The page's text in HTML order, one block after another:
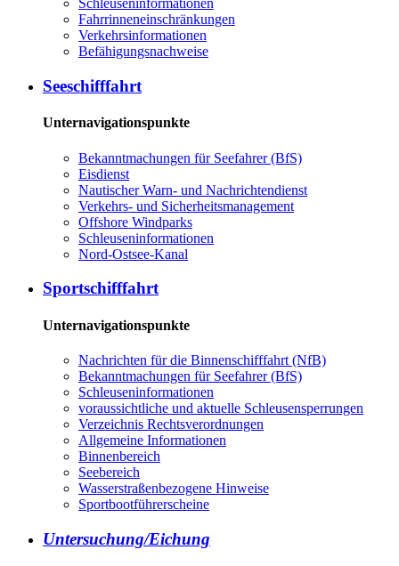
Schleuseninformationen
Fahrrinneneinschränkungen
Verkehrsinformationen
Befähigungsnachweise
Seeschifffahrt
Unternavigationspunkte
Bekanntmachungen für Seefahrer (BfS)
Eisdienst
Nautischer Warn- und Nachrichtendienst
Verkehrs- und Sicherheitsmanagement
Offshore Windparks
Schleuseninformationen
Nord-Ostsee-Kanal
Sportschifffahrt
Unternavigationspunkte
Nachrichten für die Binnenschifffahrt (NfB)
Bekanntmachungen für Seefahrer (BfS)
Schleuseninformationen
voraussichtliche und aktuelle Schleusensperrungen
Verzeichnis Rechtsverordnungen
Allgemeine Informationen
Binnenbereich
Seebereich
Wasserstraßenbezogene Hinweise
Sportbootführerscheine
Untersuchung/Eichung